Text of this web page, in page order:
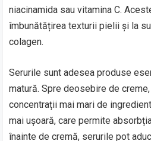
niacinamida sau vitamina C.
îmbunătățirea texturii pielii și la
colagen.
Serurile sunt adesea produse
matură. Spre deosebire de
concentrații mai mari de
mai ușoară, care permite
înainte de cremă, serurile pot